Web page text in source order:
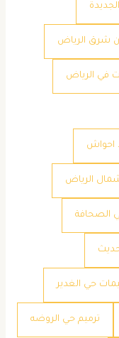
شرق الرياض
في الرياض
احواش
الرياض
الصحافة
حي الغدير
ترميم حي الروضه